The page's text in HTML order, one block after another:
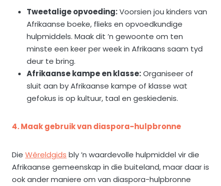
Tweetalige opvoeding:Voorsien jou kinders van
Afrikaanse boeke, flieks en opvoedkundige
hulpmiddels. Maak dit ’n gewoonte om ten
minste een keer per week in Afrikaans saam tyd
deur te bring.
Afrikaanse kampe en klasse:Organiseer of
sluit aan by Afrikaanse kampe of klasse wat
gefokus is op kultuur, taal en geskiedenis.
4. Maak gebruik van diaspora-hulpbronne
Die Wêreldgids bly ’n waardevolle hulpmiddel vir die
Afrikaanse gemeenskap in die buiteland, maar daar is
ook ander maniere om van diaspora-hulpbronne